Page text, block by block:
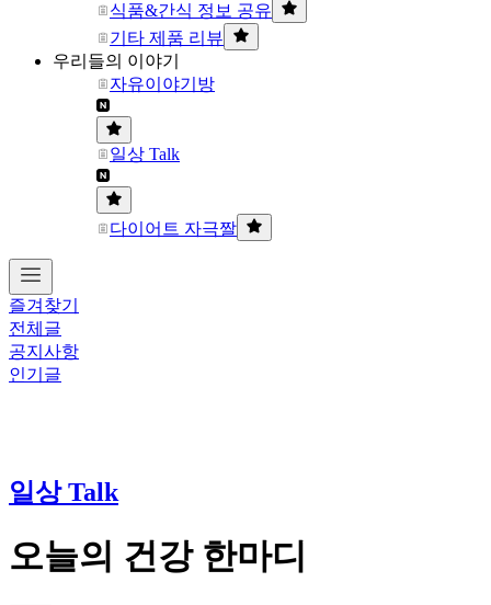
식품&간식 정보 공유
기타 제품 리뷰
우리들의 이야기
자유이야기방
일상 Talk
다이어트 자극짤
즐겨찾기
전체글
공지사항
인기글
일상 Talk
오늘의 건강 한마디